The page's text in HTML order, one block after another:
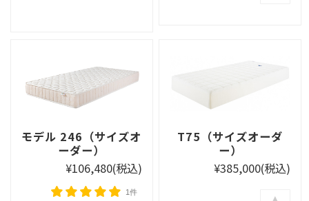
モデル 246（サイズオ
ーダー）
¥106,480(税込)
1件
T75（サイズオーダ
ー）
¥385,000(税込)